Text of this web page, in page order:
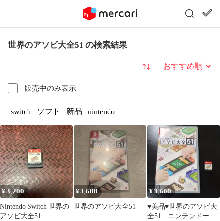
世界のアソビ大全51 の検索結果
販売中のみ表示
並び替え
switch ソフト 新品 nintendo
¥3,200
Nintendo Switch 世界の
アソビ大全51
¥3,600
世界のアソビ大全51
¥3,600
♥️美品♥️世界のアソビ大
全51 ニンテンドース